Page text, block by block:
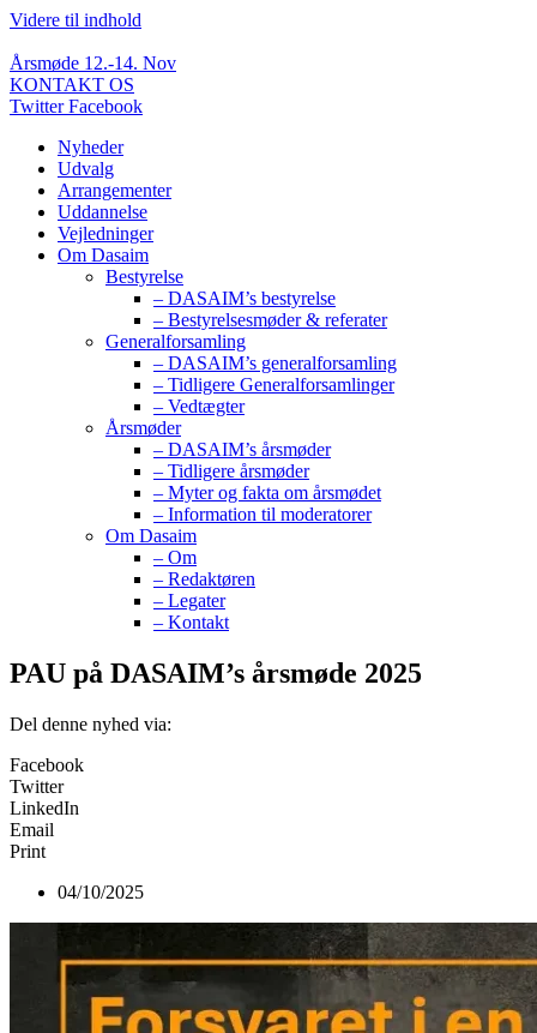
Videre til indhold
Årsmøde 12.-14. Nov
KONTAKT OS
Twitter Facebook
Nyheder
Udvalg
Arrangementer
Uddannelse
Vejledninger
Om Dasaim
Bestyrelse
– DASAIM’s bestyrelse
– Bestyrelsesmøder & referater
Generalforsamling
– DASAIM’s generalforsamling
– Tidligere Generalforsamlinger
– Vedtægter
Årsmøder
– DASAIM’s årsmøder
– Tidligere årsmøder
– Myter og fakta om årsmødet
– Information til moderatorer
Om Dasaim
– Om
– Redaktøren
– Legater
– Kontakt
PAU på DASAIM’s årsmøde 2025
Del denne nyhed via:
Facebook
Twitter
LinkedIn
Email
Print
04/10/2025